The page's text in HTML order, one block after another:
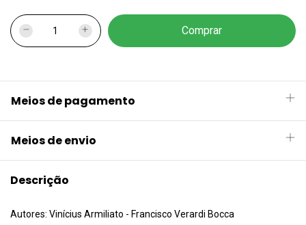
Meios de pagamento
Meios de envio
Descrição
Autores: Vinícius Armiliato - Francisco Verardi Bocca